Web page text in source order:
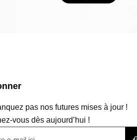
pas nos futures mises à jour !
vous dès aujourd’hui !